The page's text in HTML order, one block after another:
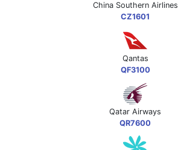
China Southern Airlines
CZ1601
Qantas
QF3100
Qatar Airways
QR7600